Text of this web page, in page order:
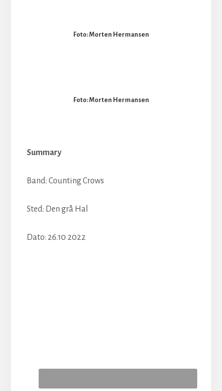
Foto: Morten Hermansen
Foto: Morten Hermansen
Summary
Band: Counting Crows
Sted: Den grå Hal
Dato: 26.10 2022